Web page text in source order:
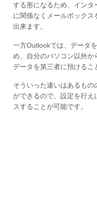
する形になるため、イン
に関係なくメールボック
出来ます。
一方Outlookでは、データ
め、自分のパソコン以外か
データを第三者に預けるこ
そういった違いはあるも
ができるので、設定を行
スすることが可能です。